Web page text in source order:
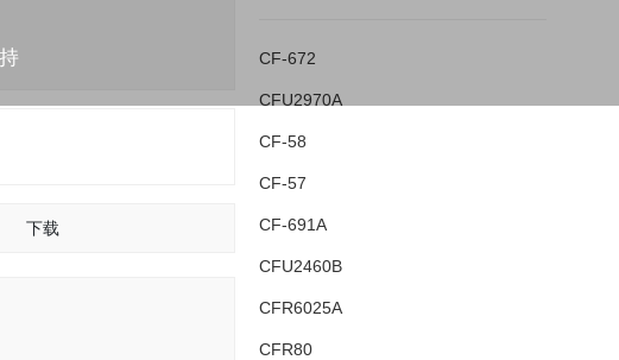
持
下载
CF-672
CFU2970A
CF-58
CF-57
CF-691A
CFU2460B
CFR6025A
CFR80